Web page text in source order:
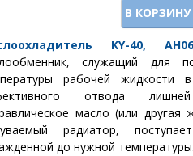
В КОРЗИНУ
KY-40,
служащий для
рабочей жидкости
отвода
масло (или другая
радиатор,
до нужной температуры.